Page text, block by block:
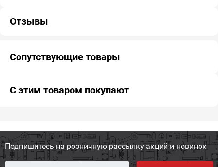
Отзывы
Сопутствующие товары
С этим товаром покупают
Подпишитесь на розничную рассылку акций и новинок